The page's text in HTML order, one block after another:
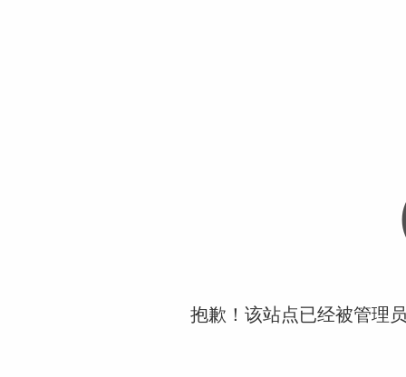
抱歉！该站点已经被管理